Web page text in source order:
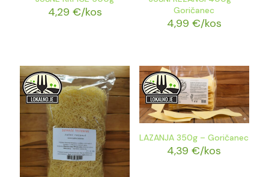
4,29 €/kos
Goričanec
4,99 €/kos
LAZANJA 350g – Goričanec
4,39€/kos